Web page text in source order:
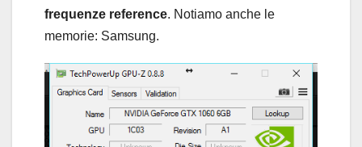
frequenze reference. Notiamo anche le
memorie: Samsung.